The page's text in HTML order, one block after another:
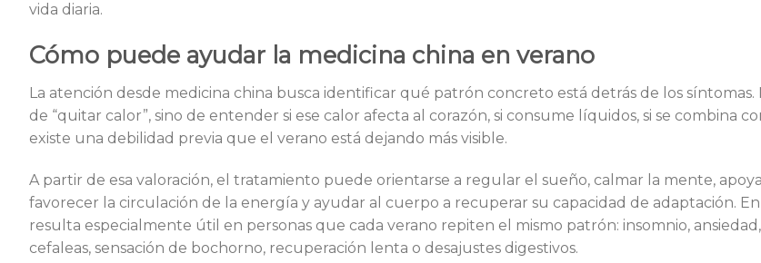
vida diaria.
Cómo puede ayudar la medicina china en verano
La atención desde medicina china busca identificar qué patrón concreto está detrás de los síntomas.
de “quitar calor”, sino de entender si ese calor afecta al corazón, si consume líquidos, si se combina
existe una debilidad previa que el verano está dejando más visible.
A partir de esa valoración, el tratamiento puede orientarse a regular el sueño, calmar la mente,
favorecer la circulación de la energía y ayudar al cuerpo a recuperar su capacidad de adaptación.
resulta especialmente útil en personas que cada verano repiten el mismo patrón: insomnio,
cefaleas, sensación de bochorno, recuperación lenta o desajustes digestivos.